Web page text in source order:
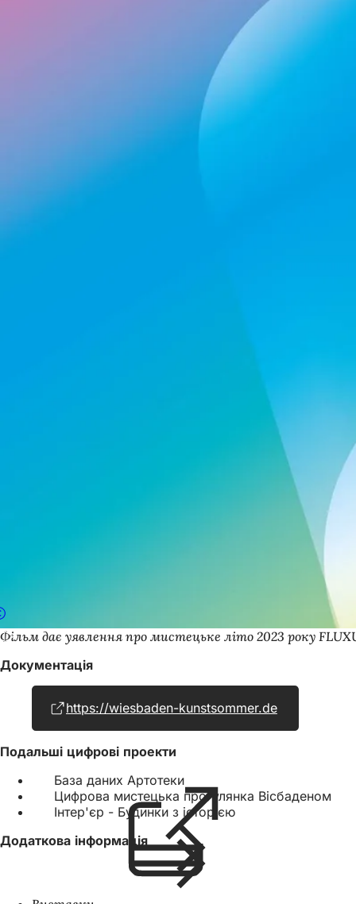
Фільм дає уявлення про мистецьке літо 2023 року
Документація
https://wiesbaden-kunstsommer.de
Подальші цифрові проекти
База даних Артотеки
в
новій
вкладці)
Цифрова мистецька прогулянка Вісбаденом
Інтер'єр - Будинки з історією
Додаткова інформація